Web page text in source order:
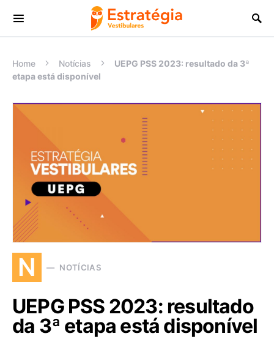
Procurar:
Home Notícias
UEPG PSS 2023: resultado da 3ª
etapa está disponível
N NOTÍCIAS
UEPG PSS 2023: resultado
da 3ª etapa está disponível